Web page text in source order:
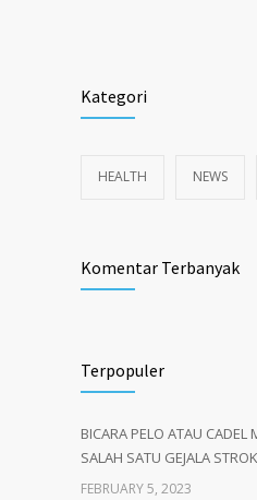
Kategori
HEALTH NEWS
Komentar Terbanyak
Terpopuler
BICARA PELO ATAU CADEL
SALAH SATU GEJALA
FEBRUARY 5, 2023